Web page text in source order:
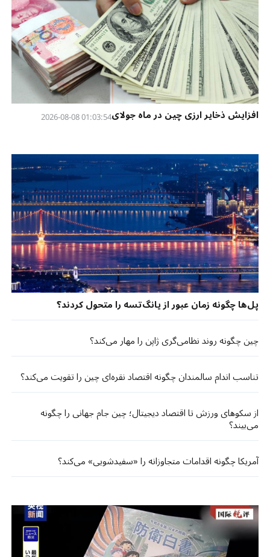
افزایش ذخایر ارزی چین در ماه جولای01:03:54 2026-08-08
پل‌ها چگونه زمان عبور از یانگ‌تسه را متحول کردند؟
چین چگونه روند نظامی‌گری ژاپن را مهار می‌کند؟
تناسب اندام سالمندان چگونه اقتصاد نقره‌ای چین را تقویت می‌کند؟
از سکوهای ورزش تا اقتصاد دیجیتال؛ چین جام جهانی را چگونه
می‌بیند؟
آمریکا چگونه اقدامات متجاوزانه را «سفیدشویی» می‌کند؟